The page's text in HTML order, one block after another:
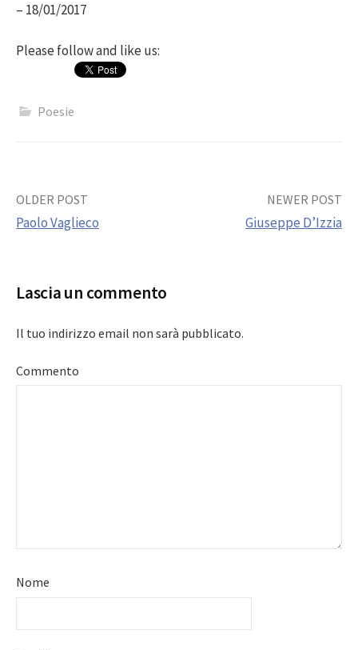
– 18/01/2017
Please follow and like us:
Poesie
Post
OLDER POST
Paolo Vaglieco
NEWER POST
Giuseppe D’Izzia
Lascia un commento
Il tuo indirizzo email non sarà pubblicato.
Commento
Nome